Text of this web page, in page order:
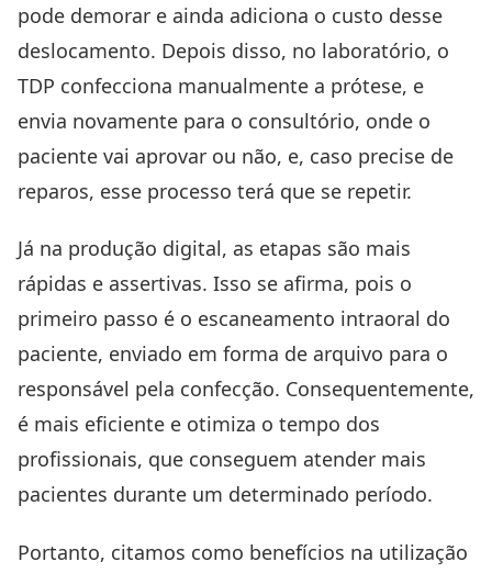
pode demorar e ainda adiciona o custo desse
deslocamento. Depois disso, no laboratório, o
TDP confecciona manualmente a prótese, e
envia novamente para o consultório, onde o
paciente vai aprovar ou não, e, caso precise de
reparos, esse processo terá que se repetir.
Já na produção digital, as etapas são mais
rápidas e assertivas. Isso se afirma, pois o
primeiro passo é o escaneamento intraoral do
paciente, enviado em forma de arquivo para o
responsável pela confecção. Consequentemente,
é mais eficiente e otimiza o tempo dos
profissionais, que conseguem atender mais
pacientes durante um determinado período.
Portanto, citamos como benefícios na utilização